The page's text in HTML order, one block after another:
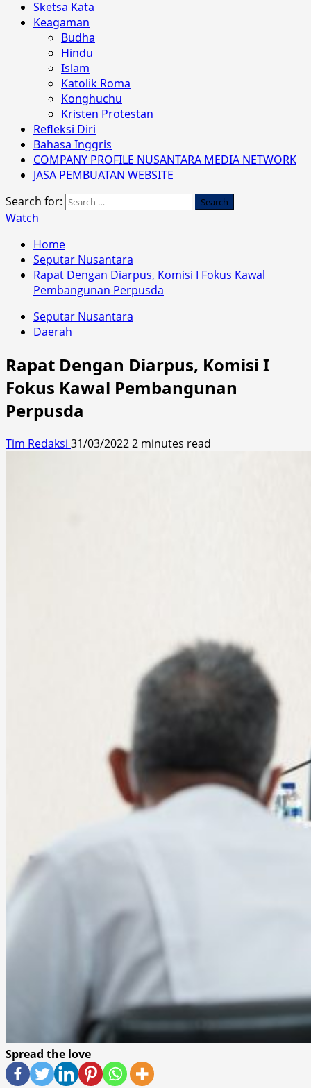
Sketsa Kata
Keagaman
Budha
Hindu
Islam
Katolik Roma
Konghuchu
Kristen Protestan
Refleksi Diri
Bahasa Inggris
COMPANY PROFILE NUSANTARA MEDIA NETWORK
JASA PEMBUATAN WEBSITE
Search for:
Watch
Home
Seputar Nusantara
Rapat Dengan Diarpus, Komisi I Fokus Kawal
Pembangunan Perpusda
Seputar Nusantara
Daerah
Rapat Dengan Diarpus, Komisi I
Fokus Kawal Pembangunan
Perpusda
Tim Redaksi 31/03/20222 minutes read
Spread the love